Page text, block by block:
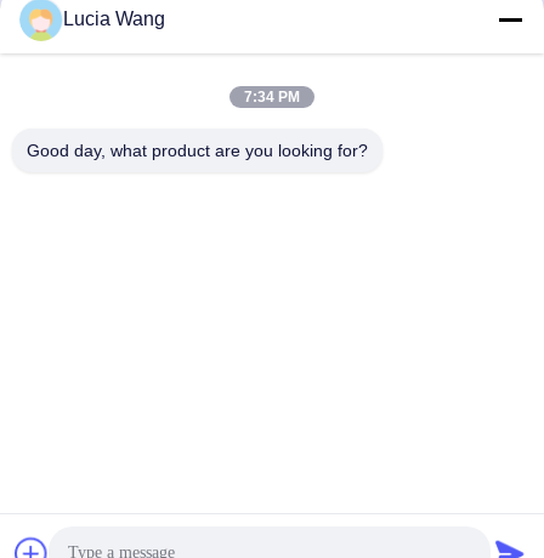
সেরা দাম পান সেরা দাম পান
Lucia Wang
7:34 PM
Good day, what product are you looking for?